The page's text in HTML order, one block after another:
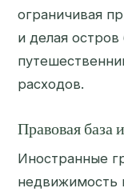
ограничивая
и делая
расходов.
Правовая база
Иностранные
недвижимость